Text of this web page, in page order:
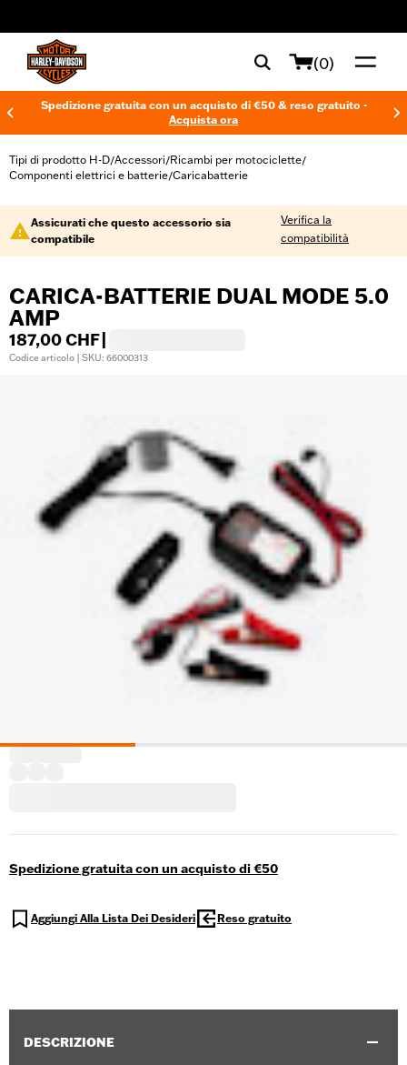
(0)
Spedizione gratuita con un acquisto di €50 & reso gratuito -
Acquista ora
Tipi di prodotto H-D/Accessori/Ricambi per motociclette/
Componenti elettrici e batterie/Caricabatterie
Assicurati che questo accessorio sia
compatibile
Verifica la
compatibilità
CARICA-BATTERIE DUAL MODE 5.0
AMP
187,00 CHF
Codice articolo | SKU: 66000313
Spedizione gratuita con un acquisto di €50
Aggiungi Alla Lista Dei Desideri Reso gratuito
DESCRIZIONE